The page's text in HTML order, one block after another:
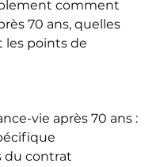
comment
70 ans, quelles
les points de
vie après 70 ans :
du contrat